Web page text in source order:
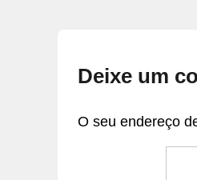
Deixe um
O seu endereço